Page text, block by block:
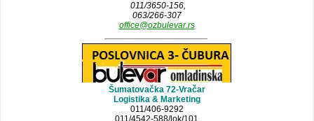
011/3650-156,
063/266-307
office@ozbulevar.rs
Šumatovačka 72-Vračar
Logistika & Marketing
011/406-9292
011/4542-588/lok/101